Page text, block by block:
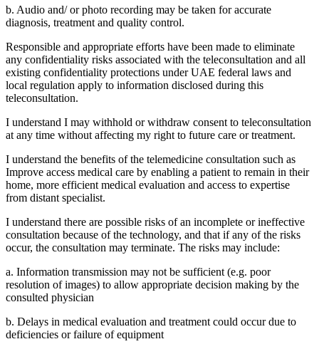
b. Audio and/ or photo recording may be taken for accurate
diagnosis, treatment and quality control.
Responsible and appropriate efforts have been made to eliminate
any confidentiality risks associated with the teleconsultation and all
existing confidentiality protections under UAE federal laws and
local regulation apply to information disclosed during this
teleconsultation.
I understand I may withhold or withdraw consent to teleconsultation
at any time without affecting my right to future care or treatment.
I understand the benefits of the telemedicine consultation such as
Improve access medical care by enabling a patient to remain in their
home, more efficient medical evaluation and access to expertise
from distant specialist.
I understand there are possible risks of an incomplete or ineffective
consultation because of the technology, and that if any of the risks
occur, the consultation may terminate. The risks may include:
a. Information transmission may not be sufficient (e.g. poor
resolution of images) to allow appropriate decision making by the
consulted physician
b. Delays in medical evaluation and treatment could occur due to
deficiencies or failure of equipment